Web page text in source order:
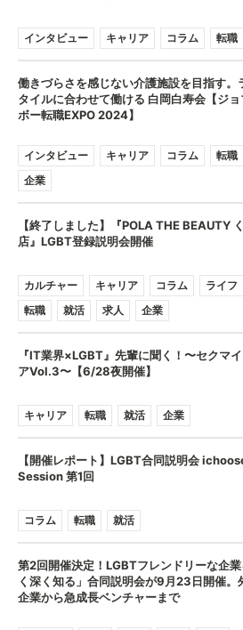
インタビュー キャリア コラム 転職
働きづらさを感じない介護施設を目指す。
タイルに合わせて働ける 白岡白寿会【ジ
ボー転職EXPO 2024】
インタビュー キャリア コラム
転職
企業
【終了しました】『POLA THE BEAUTY
店』LGBT登録説明会開催
カルチャー キャリア コラム
ライフ
転職
就活 求人 企業
『IT業界×LGBT』先輩に聞く！〜セクマ
アVol.3〜【6/28夜開催】
キャリア 転職 就活 企業
【開催レポート】LGBT合同説明会
Session 第1回
コラム 転職 就活
第2回開催決定！LGBTフレンドリーな企
く深く知る」合同説明会が9月23日開催。
企業から急成長ベンチャーまで